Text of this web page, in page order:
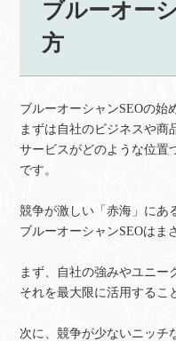
ブルーオー
方
ブルーオーシャンSEOの始
まずは自社のビジネスや商
サービスがどのような位置
です。
競争が激しい「赤海」にあ
ブルーオーシャンSEOはま
まず、自社の強みやユニー
それを最大限に活用するこ
次に、競争が少ないニッチ